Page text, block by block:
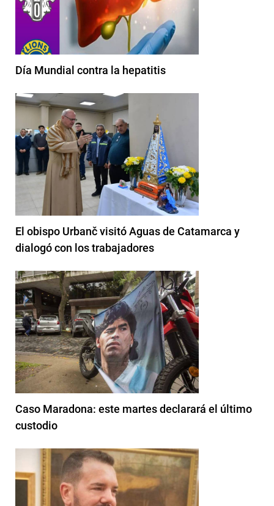
Día Mundial contra la hepatitis
El obispo Urbanč visitó Aguas de Catamarca y
dialogó con los trabajadores
Caso Maradona: este martes declarará el último
custodio